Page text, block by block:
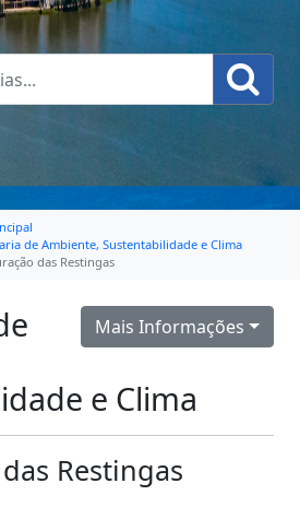
de Ambiente, Sustentabilidade e Clima
das Restingas
Mais Informações
e Clima
Restingas